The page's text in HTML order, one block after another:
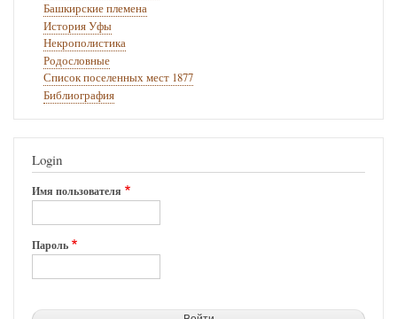
Соймоновым
Правительствующий
Сенат
поименным
перечнем
башкир-
повстанцев,
казненных
Башкирские племена
История Уфы
Некрополистика
Родословные
Список поселенных мест 1877
Библиография
Login
Имя пользователя
Пароль